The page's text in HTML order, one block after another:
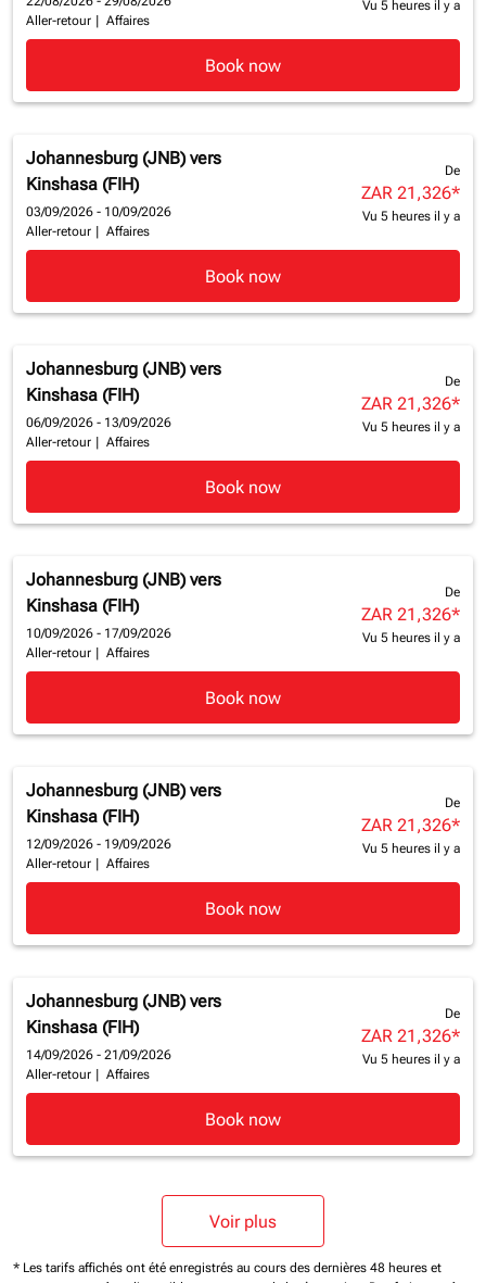
Aller-retour
Affaires
Vu 5 heures il y a
Book now
Johannesburg (JNB) vers
Kinshasa (FIH)
03/09/2026 - 10/09/2026
Aller-retour
Affaires
De
ZAR 21,326*
Vu 5 heures il y a
Book now
Johannesburg (JNB) vers
Kinshasa (FIH)
06/09/2026 - 13/09/2026
Aller-retour
Affaires
De
ZAR 21,326*
Vu 5 heures il y a
Book now
Johannesburg (JNB) vers
Kinshasa (FIH)
10/09/2026 - 17/09/2026
Aller-retour
Affaires
De
ZAR 21,326*
Vu 5 heures il y a
Book now
Johannesburg (JNB) vers
Kinshasa (FIH)
12/09/2026 - 19/09/2026
Aller-retour
Affaires
De
ZAR 21,326*
Vu 5 heures il y a
Book now
Johannesburg (JNB) vers
Kinshasa (FIH)
14/09/2026 - 21/09/2026
Aller-retour
Affaires
De
ZAR 21,326*
Vu 5 heures il y a
Book now
Voir plus
* Les tarifs affichés ont été enregistrés au cours des dernières 48 heures et